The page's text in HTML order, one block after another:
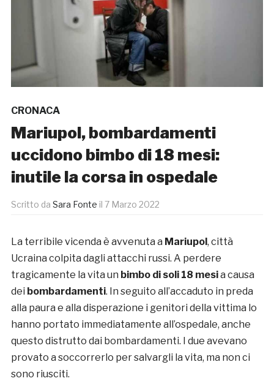
CRONACA
Mariupol, bombardamenti
uccidono bimbo di 18 mesi:
inutile la corsa in ospedale
Scritto da Sara Fonte il 7 Marzo 2022
La terribile vicenda è avvenuta a Mariupol , città
Ucraina colpita dagli attacchi russi. A perdere
tragicamente la vita un bimbo di soli 18 mesia causa
dei bombardamenti. In seguito all’accaduto in preda
alla paura e alla disperazione i genitori della vittima lo
hanno portato immediatamente all’ospedale, anche
questo distrutto dai bombardamenti. I due avevano
provato a soccorrerlo per salvargli la vita, ma non ci
sono riusciti.